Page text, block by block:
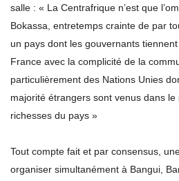
salle : « La Centrafrique n’est que
Bokassa, entretemps crainte de par
un pays dont les gouvernants
France avec la complicité de la
particulièrement des Nations Unies
majorité étrangers sont venus dans
richesses du pays »
Tout compte fait et par consensus,
organiser simultanément à Bangui,